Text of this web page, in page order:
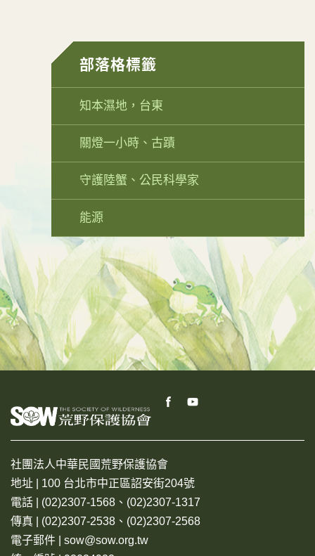
部落格標籤
知本濕地，台東
關燈一小時、古蹟
守護陸蟹、公民科學家
能源
社團法人中華民國荒野保護協會
地址 | 100 台北市中正區詔安街204號
電話 | (02)2307-1568、(02)2307-1317
傳真 | (02)2307-2538、(02)2307-2568
電子郵件 | sow@sow.org.tw